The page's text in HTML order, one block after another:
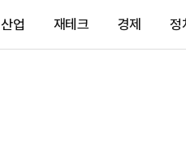
산업 재테크 경제 정